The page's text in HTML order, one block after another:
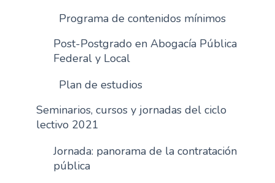
Programa de contenidos mínimos
Post-Postgrado en Abogacía Pública
Federal y Local
Plan de estudios
Seminarios, cursos y jornadas del ciclo
lectivo 2021
Jornada: panorama de la contratación
pública